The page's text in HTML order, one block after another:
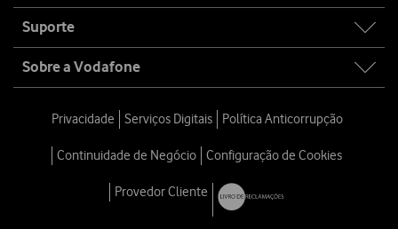
Suporte
Sobre a Vodafone
Privacidade Serviços Digitais Política Anticorrupção
Continuidade de Negócio Configuração de Cookies
Provedor Cliente